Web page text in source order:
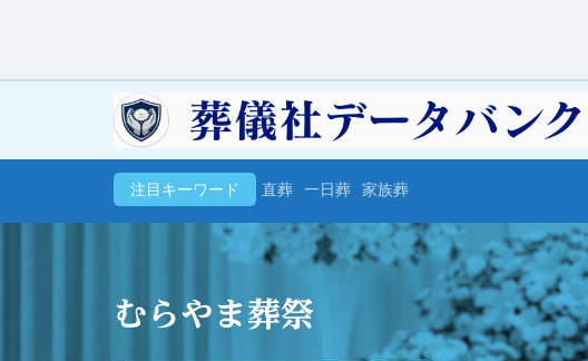
注目キーワード 直葬 一日葬 家族葬
むらやま葬祭